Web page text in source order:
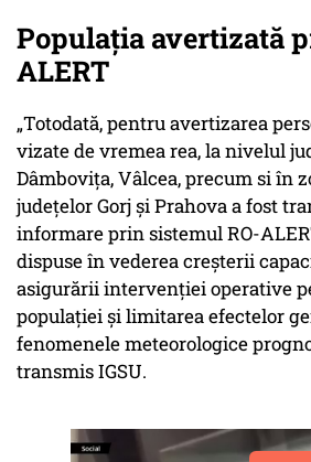
Populația avertizată
ALERT
„Totodată, pentru avertizarea
vizate de vremea rea, la nivelul
Dâmbovița, Vâlcea, precum si în
județelor Gorj și Prahova a fost
informare prin sistemul RO-
dispuse în vederea creșterii
asigurării intervenției operative
populației și limitarea efectelor
fenomenele meteorologice
transmis IGSU.